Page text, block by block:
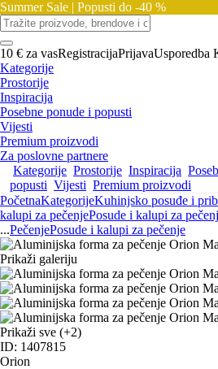
Summer Sale | Popusti do -40 %
10 € za vasRegistracijaPrijavaUsporedba
Kategorije
Prostorije
Inspiracija
Posebne ponude i popusti
Vijesti
Premium proizvodi
Za poslovne partnere
Kategorije Prostorije Inspiracija
popusti Vijesti Premium proizvodi
PočetnaKategorijeKuhinjsko posuđe i
kalupi za pečenjePosude i kalupi za
...PečenjePosude i kalupi za pečenje
Prikaži galeriju
Prikaži sve (+2)
ID: 1407815
Orion